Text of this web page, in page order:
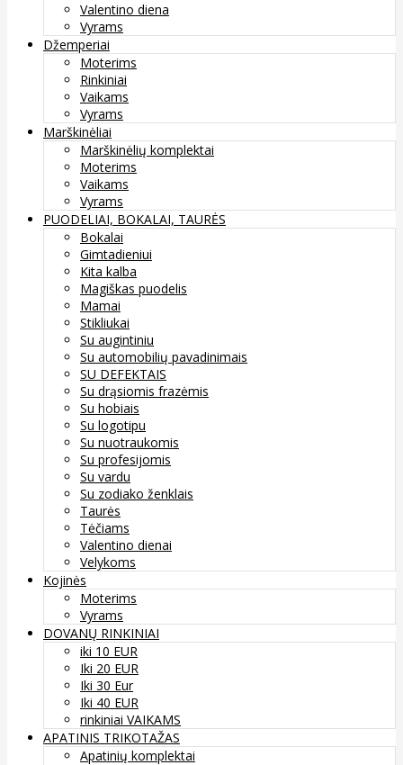
Valentino diena
Vyrams
Džemperiai
Moterims
Rinkiniai
Vaikams
Vyrams
Marškinėliai
Marškinėlių komplektai
Moterims
Vaikams
Vyrams
PUODELIAI, BOKALAI, TAURĖS
Bokalai
Gimtadieniui
Kita kalba
Magiškas puodelis
Mamai
Stikliukai
Su augintiniu
Su automobilių pavadinimais
SU DEFEKTAIS
Su drąsiomis frazėmis
Su hobiais
Su logotipu
Su nuotraukomis
Su profesijomis
Su vardu
Su zodiako ženklais
Taurės
Tėčiams
Valentino dienai
Velykoms
Kojinės
Moterims
Vyrams
DOVANŲ RINKINIAI
iki 10 EUR
Iki 20 EUR
Iki 30 Eur
Iki 40 EUR
rinkiniai VAIKAMS
APATINIS TRIKOTAŽAS
Apatinių komplektai